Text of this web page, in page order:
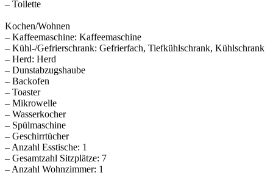
– Toilette
Kochen/Wohnen
– Kaffeemaschine: Kaffeemaschine
– Kühl-/Gefrierschrank: Gefrierfach, Tiefkühlschrank, Kühlschrank
– Herd: Herd
– Dunstabzugshaube
– Backofen
– Toaster
– Mikrowelle
– Wasserkocher
– Spülmaschine
– Geschirrtücher
– Anzahl Esstische: 1
– Gesamtzahl Sitzplätze: 7
– Anzahl Wohnzimmer: 1